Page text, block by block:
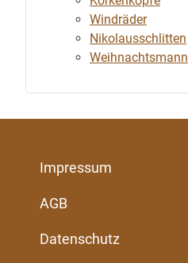
Windräder
Nikolausschlitten
Weihnachtsmann
Impressum
AGB
Datenschutz